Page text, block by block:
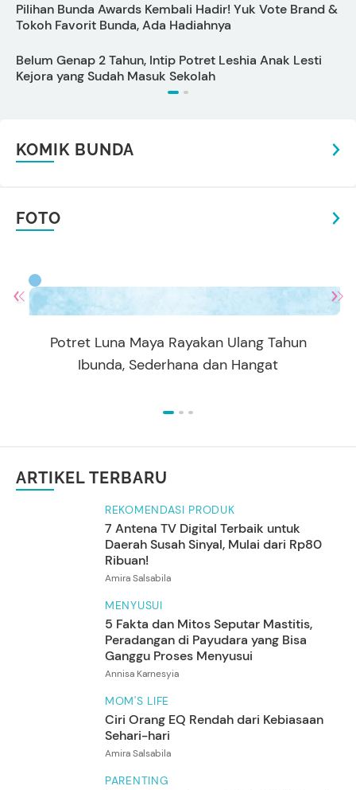
Pilihan Bunda Awards Kembali Hadir! Yuk Vote Brand &
Tokoh Favorit Bunda, Ada Hadiahnya
Belum Genap 2 Tahun, Intip Potret Leshia Anak Lesti
Kejora yang Sudah Masuk Sekolah
KOMIK BUNDA
FOTO
Potret Luna Maya Rayakan Ulang Tahun
Ibunda, Sederhana dan Hangat
ARTIKEL TERBARU
REKOMENDASI PRODUK
7 Antena TV Digital Terbaik untuk
Daerah Susah Sinyal, Mulai dari Rp80
Ribuan!
Amira Salsabila
MENYUSUI
5 Fakta dan Mitos Seputar Mastitis,
Peradangan di Payudara yang Bisa
Ganggu Proses Menyusui
Annisa Karnesyia
MOM'S LIFE
Ciri Orang EQ Rendah dari Kebiasaan
Sehari-hari
Amira Salsabila
PARENTING